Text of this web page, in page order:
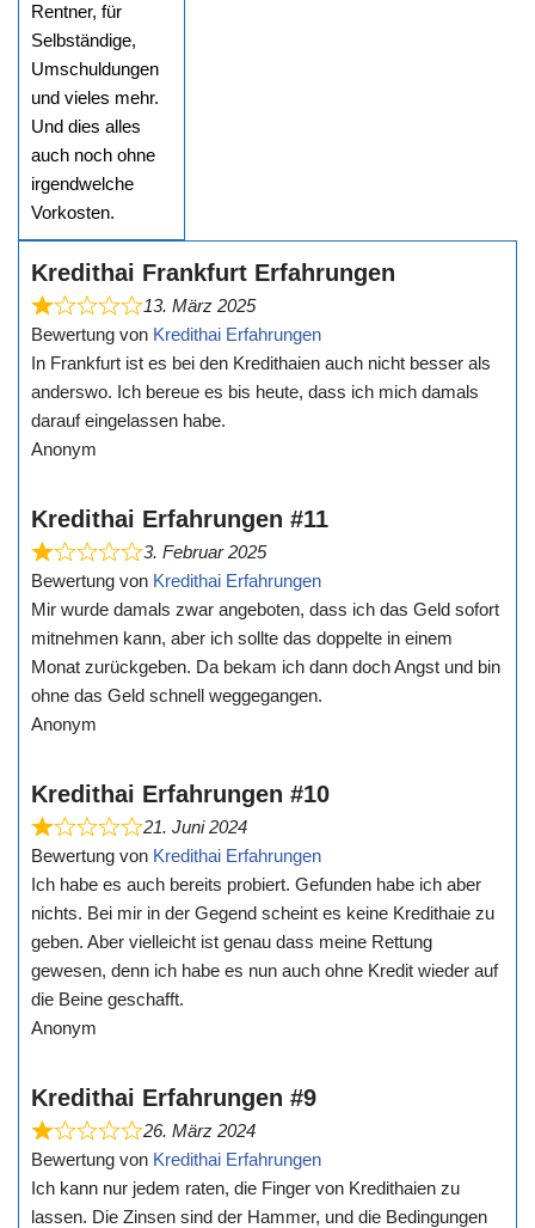
Rentner, für
Selbständige,
Umschuldungen
und vieles mehr.
Und dies alles
auch noch ohne
irgendwelche
Vorkosten.
Kredithai Frankfurt Erfahrungen
13. März 2025
Bewertung von Kredithai Erfahrungen
In Frankfurt ist es bei den Kredithaien auch nicht besser als
anderswo. Ich bereue es bis heute, dass ich mich damals
darauf eingelassen habe.
Anonym
Kredithai Erfahrungen #11
3. Februar 2025
Bewertung von Kredithai Erfahrungen
Mir wurde damals zwar angeboten, dass ich das Geld sofort
mitnehmen kann, aber ich sollte das doppelte in einem
Monat zurückgeben. Da bekam ich dann doch Angst und bin
ohne das Geld schnell weggegangen.
Anonym
Kredithai Erfahrungen #10
21. Juni 2024
Bewertung von Kredithai Erfahrungen
Ich habe es auch bereits probiert. Gefunden habe ich aber
nichts. Bei mir in der Gegend scheint es keine Kredithaie zu
geben. Aber vielleicht ist genau dass meine Rettung
gewesen, denn ich habe es nun auch ohne Kredit wieder auf
die Beine geschafft.
Anonym
Kredithai Erfahrungen #9
26. März 2024
Bewertung von Kredithai Erfahrungen
Ich kann nur jedem raten, die Finger von Kredithaien zu
lassen. Die Zinsen sind der Hammer, und die Bedingungen